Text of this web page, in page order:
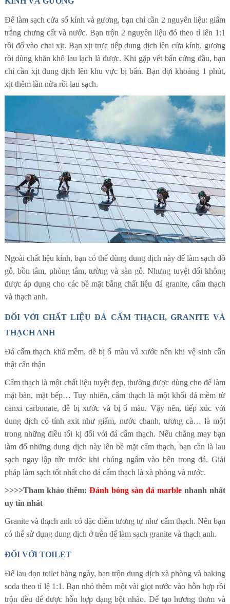
Để làm sạch cửa sổ kính và gương, bạn chỉ cần 2 nguyên liệu: giấm
trắng chưng cất và nước. Bạn trộn 2 nguyên liệu đó theo tỉ lên 1:1
rồi đổ vào chai xịt. Bạn xịt trực tiếp dung dịch lên cửa kính, gương
rồi dùng khăn khô lau lạch là được. Khi gặp vết bẩn cứng đầu, bạn
chỉ cần xịt dung dịch lên khu vực bị bẩn. Bạn đợi khoảng 1 phút,
xịt thêm lần nữa rồi lau sạch.
Ngoài chất liệu kính, bạn có thể dùng dung dịch này để làm sạch đồ
gỗ, bồn tắm, phòng tắm, tường và sàn gỗ. Nhưng tuyệt đối không
được áp dụng cho các bề mặt bằng chất liệu đá granite, cẩm thạch
và thạch anh.
ĐỐI VỚI CHẤT LIỆU ĐÁ CẨM THẠCH, GRANITE VÀ
THẠCH ANH
Đá cẩm thạch khá mềm, dễ bị ố màu và xước nên khi vệ sinh cần
thật cẩn thận
Cẩm thạch là một chất liệu tuyệt đẹp, thường được dùng cho để làm
mặt bàn, mặt bếp… Tuy nhiên, cẩm thạch là một khối đá mềm từ
canxi carbonate, dễ bị xước và bị ố màu. Vậy nên, tiếp xúc với
dung dịch có tính axit như giấm, nước chanh, tương cà… là một
trong những điều tối kị đối với đá cẩm thạch. Nếu chẳng may bạn
làm đổ những dung dịch này lên bề mặt cẩm thạch, bạn cần là lau
sạch ngay lập tức trước khi chúng ngấm vào bên trong đá. Giải
pháp làm sạch tốt nhất cho đá cẩm thạch là xà phòng và nước.
>>>>Tham khảo thêm: Đánh bóng sàn đá marble nhanh nhất
uy tín nhất
Granite và thạch anh có đặc điểm tương tự như cẩm thạch. Nên bạn
có thể sử dụng dung dịch ở trên để làm sạch granite và thạch anh.
ĐỐI VỚI TOILET
Để lau dọn toilet hàng ngày, bạn trộn dung dịch xà phòng và baking
soda theo tỉ lệ 1:1. Bạn nhỏ thêm một vài giọt nước vào hỗn hợp rồi
trộn đều để được hỗn hợp dạng bột nhão. Để tạo hương thơm và